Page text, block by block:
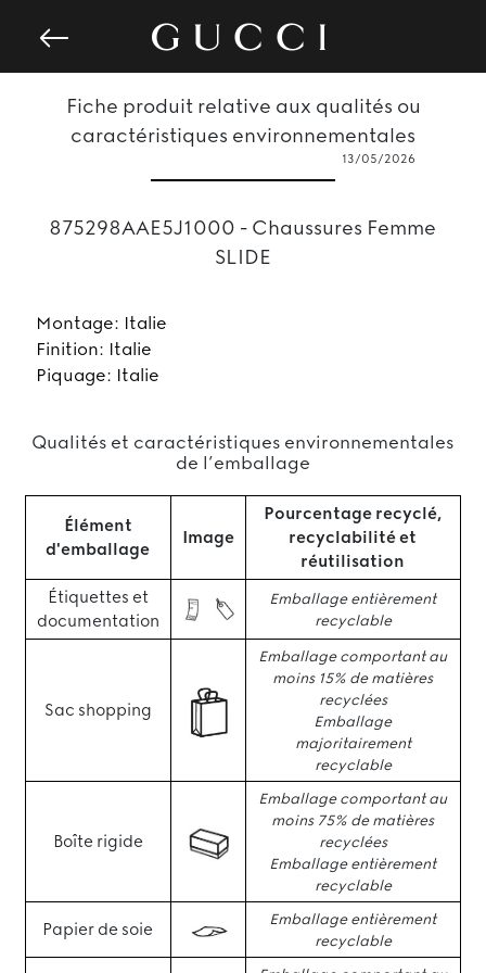
Fiche produit relative aux qualités ou
caractéristiques environnementales
13/05/2026
875298AAE5J1000 - Chaussures Femme
SLIDE
Montage: Italie
Finition: Italie
Piquage: Italie
Qualités et caractéristiques environnementales
de l’emballage
Élément
d'emballage
Image
Pourcentage recyclé,
recyclabilité et
réutilisation
Étiquettes et
documentation
Emballage entièrement
recyclable
Sac shopping
Emballage comportant au
moins 15% de matières
recyclées
Emballage
majoritairement
recyclable
Boîte rigide
Emballage comportant au
moins 75% de matières
recyclées
Emballage entièrement
recyclable
Papier de soie
Emballage entièrement
recyclable